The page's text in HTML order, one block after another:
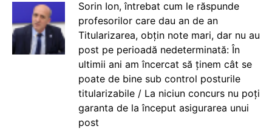
Sorin Ion, întrebat cum le răspunde
profesorilor care dau an de an
Titularizarea, obțin note mari, dar nu au
post pe perioadă nedeterminată: În
ultimii ani am încercat să ținem cât se
poate de bine sub control posturile
titularizabile / La niciun concurs nu poți
garanta de la început asigurarea unui
post